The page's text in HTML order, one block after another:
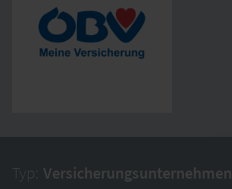
Typ: Versicherungsunternehmen